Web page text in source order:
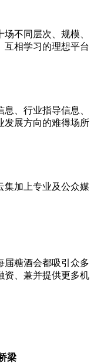
不同层次、规模、
互相学习的理想平台
、行业指导信息、
发展方向的难得场所
集加上专业及公众媒
届糖酒会都吸引众多
资、兼并提供更多机
梁